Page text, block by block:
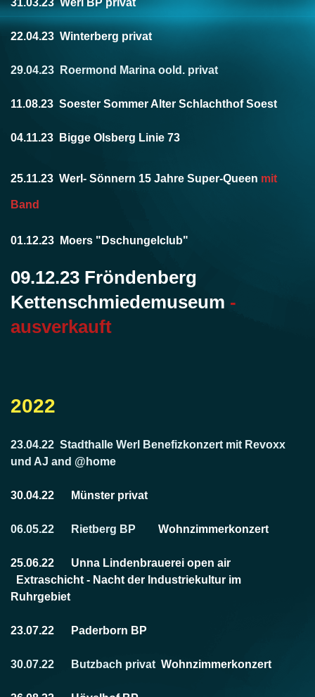
22.04.23 Winterberg privat
29.04.23 Roermond Marina oold. privat
11.08.23 Soester Sommer Alter Schlachthof Soest
04.11.23 Bigge Olsberg Linie 73
25.11.23 Werl- Sönnern 15 Jahre Super-Queen mit
Band
01.12.23 Moers "Dschungelclub"
09.12.23 Fröndenberg
Kettenschmiedemuseum -
ausverkauft
2022
23.04.22 Stadthalle Werl Benefizkonzert mit Revoxx
und AJ and @home
30.04.22 Münster privat
06.05.22 Rietberg BP Wohnzimmerkonzert
25.06.22 Unna Lindenbrauerei open air
Extraschicht - Nacht der Industriekultur im
Ruhrgebiet
23.07.22 Paderborn BP
30.07.22 Butzbach privat Wohnzimmerkonzert